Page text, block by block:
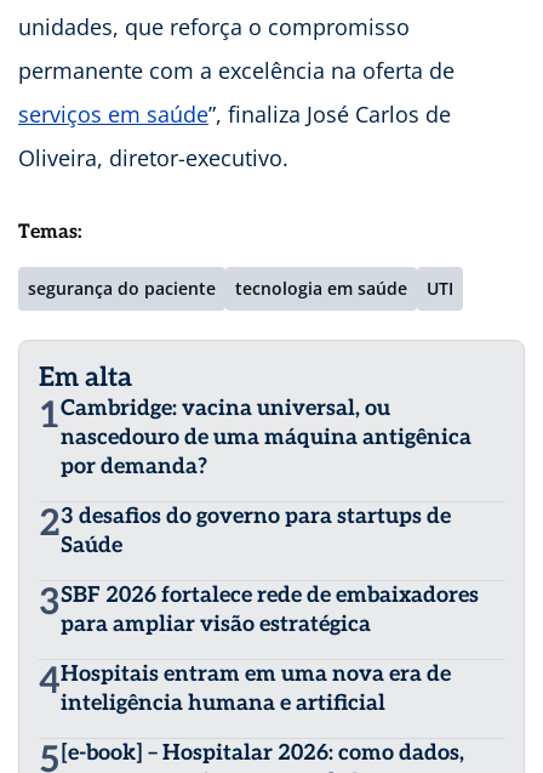
unidades, que reforça o compromisso
permanente com a excelência na oferta de
serviços em saúde”, finaliza José Carlos de
Oliveira, diretor-executivo.
Temas:
segurança do paciente tecnologia em saúde UTI
Em alta
1Cambridge: vacina universal, ou
nascedouro de uma máquina antigênica
por demanda?
23 desafios do governo para startups de
Saúde
3SBF 2026 fortalece rede de embaixadores
para ampliar visão estratégica
4Hospitais entram em uma nova era de
inteligência humana e artificial
5 [e-book] – Hospitalar 2026: como dados,